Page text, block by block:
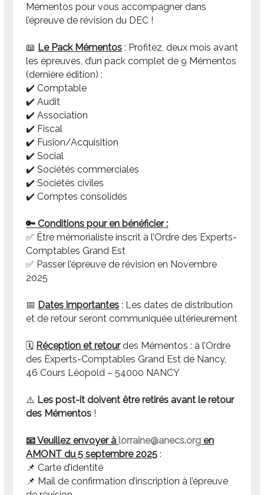
Mémentos pour vous accompagner dans
l’épreuve de révision du DEC !
📖 Le Pack Mémentos : Profitez, deux mois avant
les épreuves, d’un pack complet de 9 Mémentos
(dernière édition) :
✔️ Comptable
✔️ Audit
✔️ Association
✔️ Fiscal
✔️ Fusion/Acquisition
✔️ Social
✔️ Sociétés commerciales
✔️ Sociétés civiles
✔️ Comptes consolidés
🔑 Conditions pour en bénéficier :
✅ Être mémorialiste inscrit à l’Ordre des Experts-
Comptables Grand Est
✅ Passer l’épreuve de révision en Novembre
2025
📅 Dates importantes : Les dates de distribution
et de retour seront communiquée ultérieurement
🗓️ Réception et retourdes Mémentos : à l’Ordre
des Experts-Comptables Grand Est de Nancy,
46 Cours Léopold – 54000 NANCY
⚠️ Les post-it doivent être retirés avant le retour
des Mémentos !
📧 Veuillez envoyer à lorraine@anecs.org en
AMONT du 5 septembre 2025 :
📌 Carte d’identité
📌 Mail de confirmation d’inscription à l’épreuve